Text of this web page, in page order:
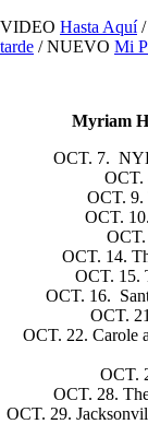
VIDEO Hasta Aquí/
tarde / NUEVO Mi
Myriam
OCT. 7.
OCT.
OCT. 9.
OCT.
OCT. 14.
OCT. 15.
OCT. 16.
OCT.
OCT. 22. Carole
OCT.
OCT. 28.
OCT. 29.